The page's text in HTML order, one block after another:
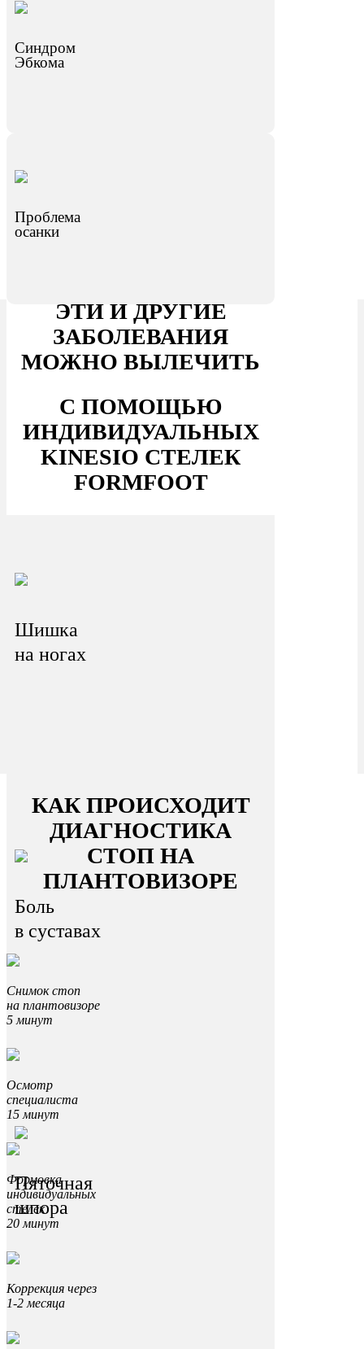
Синдром
Эбкома
Проблема
осанки
ЭТИ И ДРУГИЕ
ЗАБОЛЕВАНИЯ
МОЖНО ВЫЛЕЧИТЬ
С ПОМОЩЬЮ
ИНДИВИДУАЛЬНЫХ
KINESIO СТЕЛЕК
FORMFOOT
Шишка
на ногах
Боль
в суставах
Пяточная
шпора
КАК ПРОИСХОДИТ
ДИАГНОСТИКА
СТОП НА
ПЛАНТОВИЗОРЕ
Снимок стоп
на плантовизоре
5 минут
Осмотр
специалиста
15 минут
Формовка
индивидуальных
стелек
20 минут
Коррекция через
1-2 месяца